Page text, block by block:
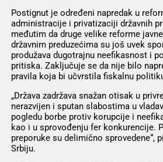
Postignut je određeni napredak u
administracije i privatizaciji državnih
međutim da druge velike reforme
državnim preduzećima su još uvek
produžava dugotrajnu neefikasnost i
pritiska. Zaključuje se da nije bilo
pravila koja bi učvrstila fiskalnu
„Država zadržava snažan otisak u
nerazvijen i sputan slabostima u
pogledu borbe protiv korupcije i
kao i u sprovođenju fer konkurencije.
preporuke su delimično sprovedene“,
Srbiju.